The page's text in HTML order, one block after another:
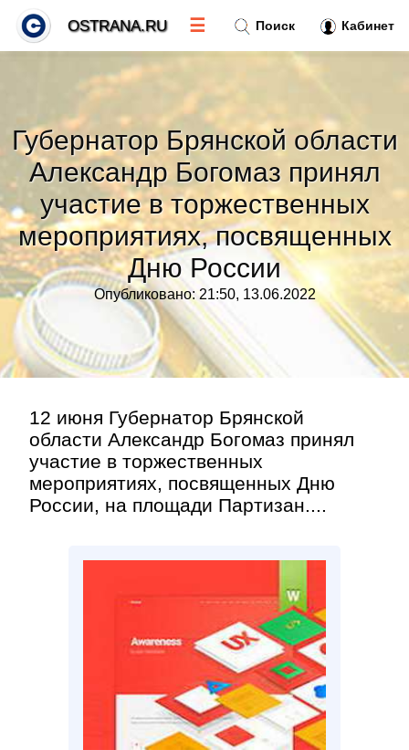
Губернатор Брянской области
Александр Богомаз принял
участие в торжественных
мероприятиях, посвященных
Дню России
Опубликовано: 21:50, 13.06.2022
12 июня Губернатор Брянской
области Александр Богомаз принял
участие в торжественных
мероприятиях, посвященных Дню
России, на площади Партизан....
Поиск Кабинет
OSTRANA.RU ☰
Тренды новостей»
Рубрики»
Правила
Контакт